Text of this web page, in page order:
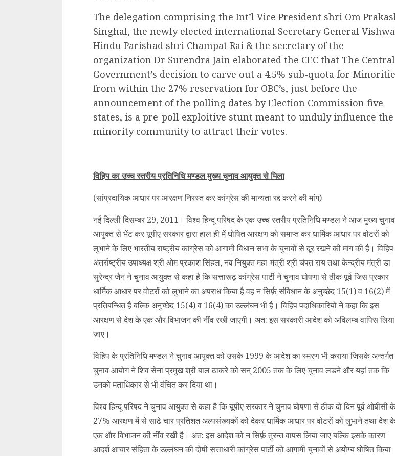
The delegation comprising the Int’l Vice President shri Om
Singhal, the newly elected international Secretary General Vishwa
Hindu Parishad shri Champat Rai & the secretary of the
organization Dr Surendra Jain elaborated the CEC that The Central
Government’s decision to carve out a 4.5% sub-quota for
from within the 27% reservation for OBC’s, just before the
announcement of the polling dates by Election Commission five
states, is a pre-poll exploitive stunt meant to unduly influence the
minority community to attract their votes.
विहिप का उच्च स्तरीय प्रतिनिधि मण्डल मुख्य चुनाव आयुक्त से मिला
(सांप्रदायिक आधार पर आरक्षण निरस्त कर कांग्रेस की मान्यता रद्द करने की मांग)
नई दिल्ली दिसम्बर 29, 2011। विश्व हिन्दू परिषद के एक उच्च स्तरीय प्रतिनिधि मण्डल ने आज मुख्य चुनाव
आयुक्त से भेंट कर यूपीए सरकार द्वारा हाल ही में घोषित आरक्षण को समाप्त कर धार्मिक आधार पर वोटरों को
लुभाने के लिए भारतीय राष्ट्रीय कांग्रेस को आगामी विधान सभा के चुनावों से दूर रखने की मांग की है।
अंतर्राष्ट्रीय उपाध्यक्ष श्री ओम प्रकाश सिंहल, नव नियुक्त महा-मंत्री श्री चंपत राय तथा केन्द्रीय मंत्री डा
सुरेन्द्र जैन ने चुनाव आयुक्त से कहा है कि सत्तारूढ़ कांग्रेस पार्टी ने चुनाव घोषणा से ठीक पूर्व जिस प्रकार
धार्मिक आधार पर वोटरों को लुभाने का अपराध किया है वह न सिर्फ़ संविधान के अनुच्छेद 15(1) व 16(2) में
प्रतिबन्धित है बल्कि अनुच्छेद 15(4) व 16(4) का उल्लंघन भी है। विहिप पदाधिकारियों ने कहा कि इस
आरक्षण से देश के एक और विभाजन की नींव रखी जाएगी। अत: इस सरकारी आदेश को अविलम्ब वापिस लिया
जाए।
विहिप के प्रतिनिधि मण्डल ने चुनाव आयुक्त को उसके 1999 के आदेश का स्मरण भी कराया जिसके अन्तर्गत
चुनाव आयोग ने शिव सेना प्रमुख श्री बाल ठाकरे को सन् 2005 तक के लिए चुनाव लडने और यहां तक कि
उनको मताधिकार से भी वंचित कर दिया था।
विश्व हिन्दू परिषद ने चुनाव आयुक्त से कहा है कि यूपीए सरकार ने चुनाव घोषणा से ठीक दो दिन पूर्व ओबीसी
27% आरक्षण में से साढे चार प्रतिशत अल्पसंख्यकों को देकर धार्मिक आधार पर वोटरों को लुभाने तथा देश
एक और विभाजन की नींव रखी है। अत: इस आदेश को न सिर्फ़ तुरन्त वापस लिया जाए बल्कि इसके कारण
आदर्श आचार संहिता के उल्लंघन की दोषी सत्ताधारी कांग्रेस पार्टी को आगामी चुनावों से अयोग्य घोषित किया